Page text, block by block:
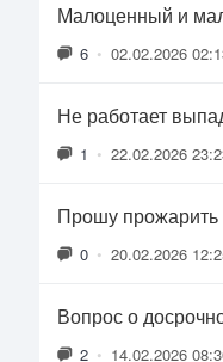
Малоценный и
6 • 02.02.2026
Не работает
1 • 22.02.2026
Прошу прожарить
0 • 20.02.2026
Вопрос о
2 • 14.02.2026